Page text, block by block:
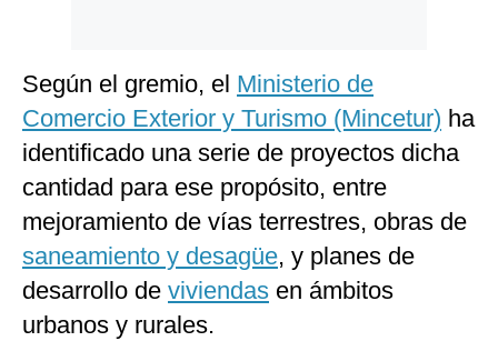
Según el gremio, el Ministerio de
Comercio Exterior y Turismo (Mincetur) ha
identificado una serie de proyectos dicha
cantidad para ese propósito, entre
mejoramiento de vías terrestres, obras de
saneamiento y desagüe, y planes de
desarrollo de viviendas en ámbitos
urbanos y rurales.